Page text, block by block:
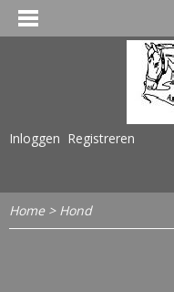
Inloggen Registreren
Home> Hond